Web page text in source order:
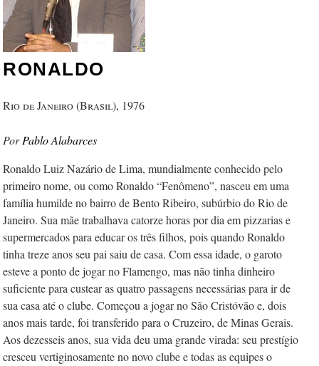
RONALDO
Rio de Janeiro (Brasil), 1976
Pablo Alabarces
Ronaldo Luiz Nazário de Lima, mundialmente conhecido pelo
primeiro nome, ou como Ronaldo “Fenômeno”, nasceu em uma
família humilde no bairro de Bento Ribeiro, subúrbio do Rio de
Janeiro. Sua mãe trabalhava catorze horas por dia em pizzarias e
supermercados para educar os três filhos, pois quando Ronaldo
tinha treze anos seu pai saiu de casa. Com essa idade, o garoto
esteve a ponto de jogar no Flamengo, mas não tinha dinheiro
suficiente para custear as quatro passagens necessárias para ir de
sua casa até o clube. Começou a jogar no São Cristóvão e, dois
anos mais tarde, foi transferido para o Cruzeiro, de Minas Gerais.
Aos dezesseis anos, sua vida deu uma grande virada: seu prestígio
cresceu vertiginosamente no novo clube e todas as equipes o